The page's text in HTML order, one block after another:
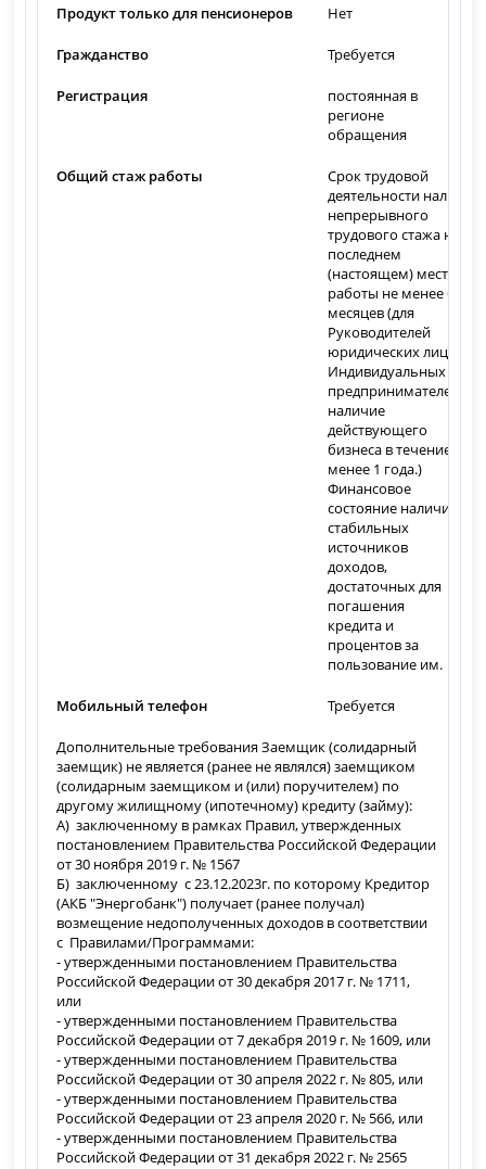
Продукт только для пенсионеров Нет
Гражданство Требуется
Регистрация
постоянная в
регионе
обращения
Общий стаж работы
Срок трудовой
деятельности наличие
непрерывного
трудового стажа на
последнем
(настоящем) месте
работы не менее 6
месяцев (для
Руководителей
юридических лиц и
Индивидуальных
предпринимателей-
наличие
действующего
бизнеса в течение не
менее 1 года.)
Финансовое
состояние наличие
стабильных
источников
доходов,
достаточных для
погашения
кредита и
процентов за
пользование им.
Мобильный телефон Требуется
Дополнительные требования Заемщик (солидарный
заемщик) не является (ранее не являлся) заемщиком
(солидарным заемщиком и (или) поручителем) по
другому жилищному (ипотечному) кредиту (займу):
А) заключенному в рамках Правил, утвержденных
постановлением Правительства Российской Федерации
от 30 ноября 2019 г. № 1567
Б) заключенному с 23.12.2023г. по которому Кредитор
(АКБ "Энергобанк") получает (ранее получал)
возмещение недополученных доходов в соответствии
с Правилами/Программами:
- утвержденными постановлением Правительства
Российской Федерации от 30 декабря 2017 г. № 1711,
или
- утвержденными постановлением Правительства
Российской Федерации от 7 декабря 2019 г. № 1609, или
- утвержденными постановлением Правительства
Российской Федерации от 30 апреля 2022 г. № 805, или
- утвержденными постановлением Правительства
Российской Федерации от 23 апреля 2020 г. № 566, или
- утвержденными постановлением Правительства
Российской Федерации от 31 декабря 2022 г. № 2565